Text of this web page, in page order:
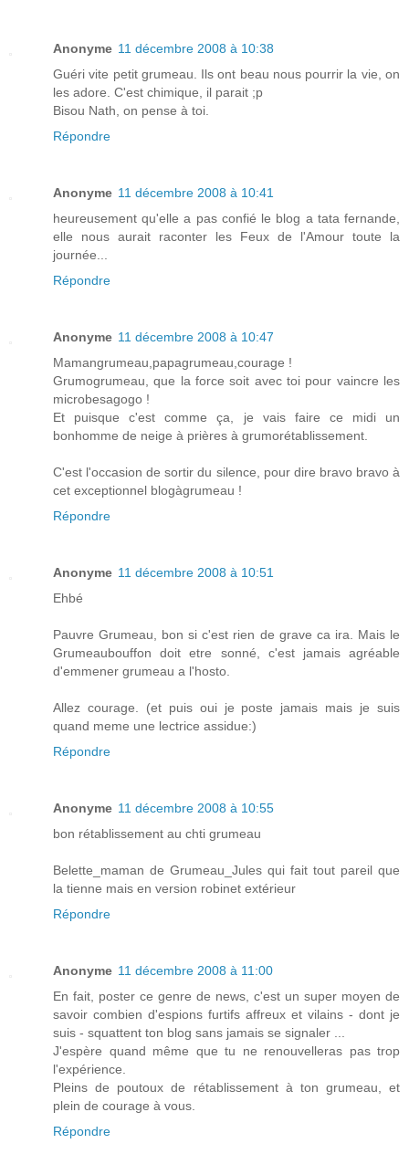
Anonyme 11 décembre 2008 à 10:38
Guéri vite petit grumeau. Ils ont beau nous pourrir la vie, on
les adore. C'est chimique, il parait ;p
Bisou Nath, on pense à toi.
Répondre
Anonyme 11 décembre 2008 à 10:41
heureusement qu'elle a pas confié le blog a tata fernande,
elle nous aurait raconter les Feux de l'Amour toute la
journée...
Répondre
Anonyme 11 décembre 2008 à 10:47
Mamangrumeau,papagrumeau,courage !
Grumogrumeau, que la force soit avec toi pour vaincre les
microbesagogo !
Et puisque c'est comme ça, je vais faire ce midi un
bonhomme de neige à prières à grumorétablissement.
C'est l'occasion de sortir du silence, pour dire bravo bravo à
cet exceptionnel blogàgrumeau !
Répondre
Anonyme 11 décembre 2008 à 10:51
Ehbé
Pauvre Grumeau, bon si c'est rien de grave ca ira. Mais le
Grumeaubouffon doit etre sonné, c'est jamais agréable
d'emmener grumeau a l'hosto.
Allez courage. (et puis oui je poste jamais mais je suis
quand meme une lectrice assidue:)
Répondre
Anonyme 11 décembre 2008 à 10:55
bon rétablissement au chti grumeau
Belette_maman de Grumeau_Jules qui fait tout pareil que
la tienne mais en version robinet extérieur
Répondre
Anonyme 11 décembre 2008 à 11:00
En fait, poster ce genre de news, c'est un super moyen de
savoir combien d'espions furtifs affreux et vilains - dont je
suis - squattent ton blog sans jamais se signaler ...
J'espère quand même que tu ne renouvelleras pas trop
l'expérience.
Pleins de poutoux de rétablissement à ton grumeau, et
plein de courage à vous.
Répondre